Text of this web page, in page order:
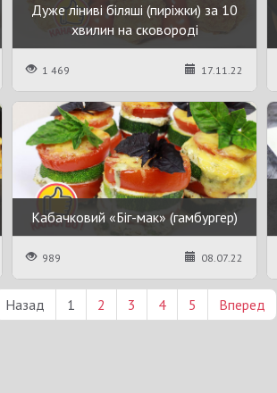
Дуже ліниві біляші (пиріжки) за 10
хвилин на сковороді
1 469 17.11.22
Кабачковий «Біг-мак» (гамбургер)
989 08.07.22
Назад 1 2 3 4 5 Вперед